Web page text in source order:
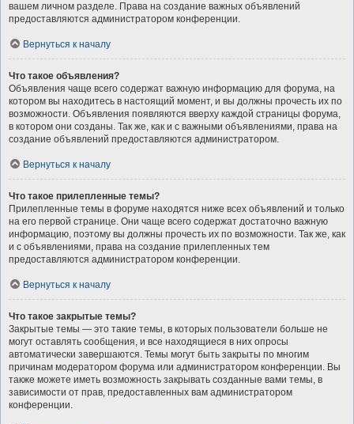
вашем личном разделе. Права на создание важных объявлений
предоставляются администратором конференции.
Вернуться к началу
Что такое объявления?
Объявления чаще всего содержат важную информацию для форума, на
котором вы находитесь в настоящий момент, и вы должны прочесть их по
возможности. Объявления появляются вверху каждой страницы форума,
в котором они созданы. Так же, как и с важными объявлениями, права на
создание объявлений предоставляются администратором.
Вернуться к началу
Что такое прилепленные темы?
Прилепленные темы в форуме находятся ниже всех объявлений и только
на его первой странице. Они чаще всего содержат достаточно важную
информацию, поэтому вы должны прочесть их по возможности. Так же, как
и с объявлениями, права на создание прилепленных тем
предоставляются администратором конференции.
Вернуться к началу
Что такое закрытые темы?
Закрытые темы — это такие темы, в которых пользователи больше не
могут оставлять сообщения, и все находящиеся в них опросы
автоматически завершаются. Темы могут быть закрыты по многим
причинам модератором форума или администратором конференции. Вы
также можете иметь возможность закрывать созданные вами темы, в
зависимости от прав, предоставленных вам администратором
конференции.